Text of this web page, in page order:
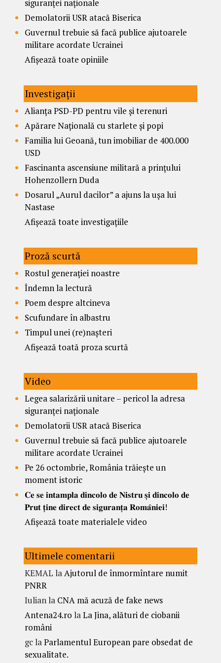
siguranței naționale
Demolatorii USR atacă Biserica
Guvernul trebuie să facă publice ajutoarele
militare acordate Ucrainei
Afișează toate opiniile
Investigații
Alianța PSD-PD pentru vile și terenuri
Apărare Națională cu starlete și popi
Familia lui Geoană, tun imobiliar de 400.000
USD
Fascinanta ascensiune militară a prințului
Hohenzollern Duda
Dosarul „Aurul dacilor” a ajuns la ușa lui
Nastase
Afișează toate investigațiile
Proză scurtă
Rostul generației noastre
Îndemn la lectură
Poem despre altcineva
Scufundare în albastru
Timpul unei (re)nașteri
Afișează toată proza scurtă
Video
Legea salarizării unitare – pericol la adresa
siguranței naționale
Demolatorii USR atacă Biserica
Guvernul trebuie să facă publice ajutoarele
militare acordate Ucrainei
Pe 26 octombrie, România trăiește un
moment istoric
𝐂𝐞 𝐬𝐞 𝐢𝐧𝐭𝐚𝐦𝐩𝐥𝐚 𝐝𝐢𝐧𝐜𝐨𝐥𝐨 𝐝𝐞 𝐍𝐢𝐬𝐭𝐫𝐮 𝐬̦𝐢 𝐝𝐢𝐧𝐜𝐨𝐥𝐨 𝐝𝐞
𝐏𝐫𝐮𝐭 𝐭̦𝐢𝐧𝐞 𝐝𝐢𝐫𝐞𝐜𝐭 𝐝𝐞 𝐬𝐢𝐠𝐮𝐫𝐚𝐧𝐭̦𝐚 𝐑𝐨𝐦𝐚̂𝐧𝐢𝐞𝐢!
Afișează toate materialele video
Ultimele comentarii
KEMAL laAjutorul de înmormîntare numit
PNRR
Iulianla CNA mă acuză de fake news
Antena24.ro laLa Jina, alături de ciobanii
români
gclaParlamentul European pare obsedat de
sexualitate.